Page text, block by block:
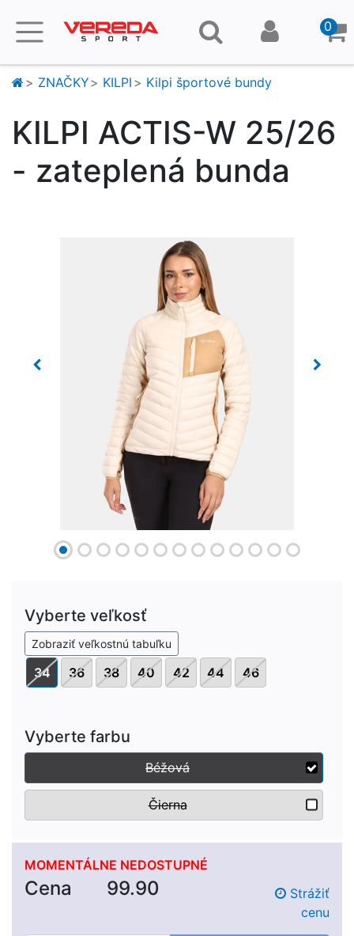
0
ZNAČKY KILPI Kilpi športové bundy
KILPI ACTIS-W 25/26
- zateplená bunda
Previous Next
Vyberte veľkosť
Zobraziť veľkostnú tabuľku
34 36 38 40 42 44 46
Vyberte farbu
Béžová
Čierna
MOMENTÁLNE NEDOSTUPNÉ
Cena 99.90
Strážiť
cenu